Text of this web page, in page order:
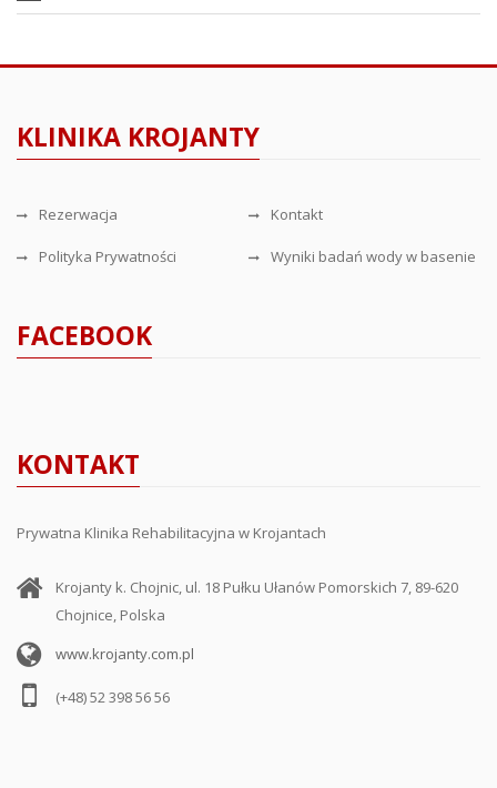
KLINIKA KROJANTY
Rezerwacja Kontakt
Polityka Prywatności Wyniki badań wody w basenie
FACEBOOK
KONTAKT
Prywatna Klinika Rehabilitacyjna w Krojantach
Krojanty k. Chojnic, ul. 18 Pułku Ułanów Pomorskich 7, 89-620
Chojnice, Polska
www.krojanty.com.pl
(+48) 52 398 56 56